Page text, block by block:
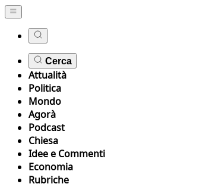
Cerca
Attualità
Politica
Mondo
Agorà
Podcast
Chiesa
Idee e Commenti
Economia
Rubriche